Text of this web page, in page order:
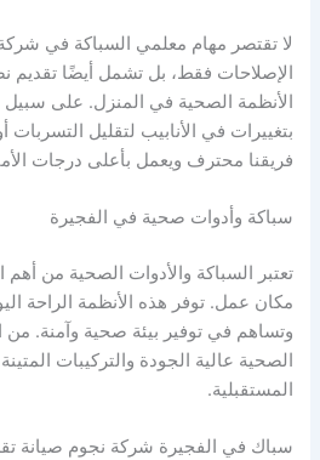
لا تقتصر مهام معلمي السباكة في
الإصلاحات فقط، بل تشمل أيضًا تقديم
الأنظمة الصحية في المنزل. على سبيل
بتغييرات في الأنابيب لتقليل
فريقنا محترف ويعمل بأعلى درجات
سباكة وأدوات صحية في الفجيرة
تعتبر السباكة والأدوات الصحية من
مكان عمل. توفر هذه الأنظمة الراحة
وتساهم في توفير بيئة صحية وآمنة. من
الصحية عالية الجودة والتركيبات
المستقبلية.
سباك في الفجيرة شركة نجوم صيانة